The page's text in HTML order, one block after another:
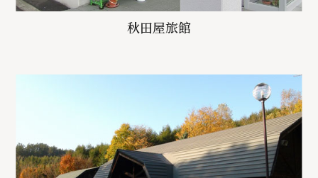
秋田屋旅館